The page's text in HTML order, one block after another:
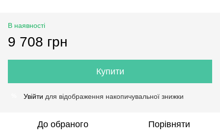
В наявності
9 708 грн
Купити
Увійти для відображення накопичувальної знижки
До обраного Порівняти